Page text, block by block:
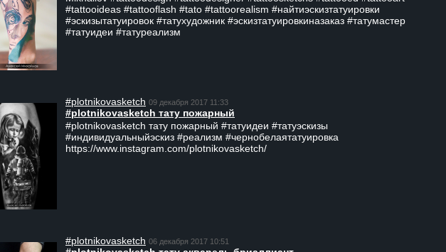
#tattooideas #tattooflash #tato #tattoorealism #найтиэскизтатуировки
#эскизытатуировок #татухудожник #эскизтатуировкиназаказ #татумастер
#татуидеи #татуреализм
#plotnikovasketch 09 декабря 2017 11:33
#plotnikovasketch тату пожарный
#plotnikovasketch тату пожарный #татуидеи #татуэскизы
#индивидуальныйэскиз #реализм #чернобелаятатуировка
https://www.instagram.com/plotnikovasketch/
#plotnikovasketch 06 декабря 2017 10:51